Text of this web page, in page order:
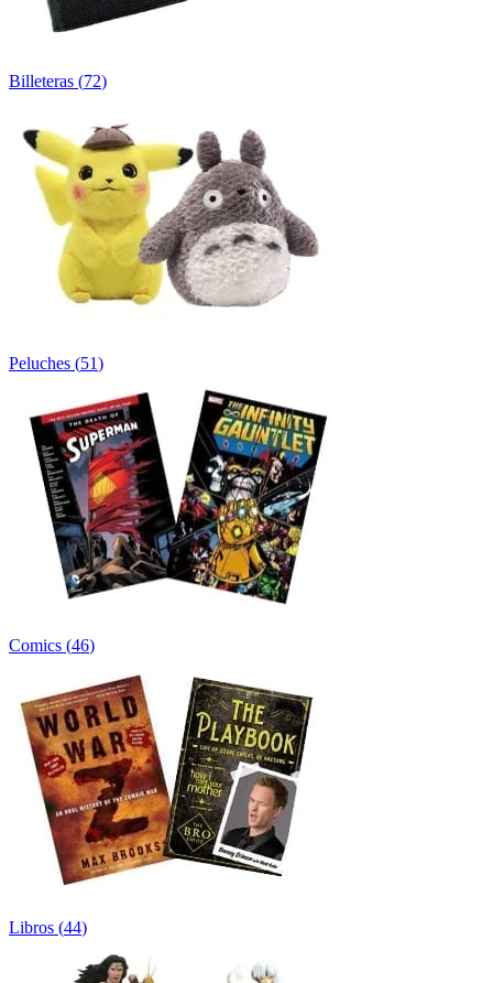
Billeteras (72)
Peluches (51)
Comics (46)
Libros (44)